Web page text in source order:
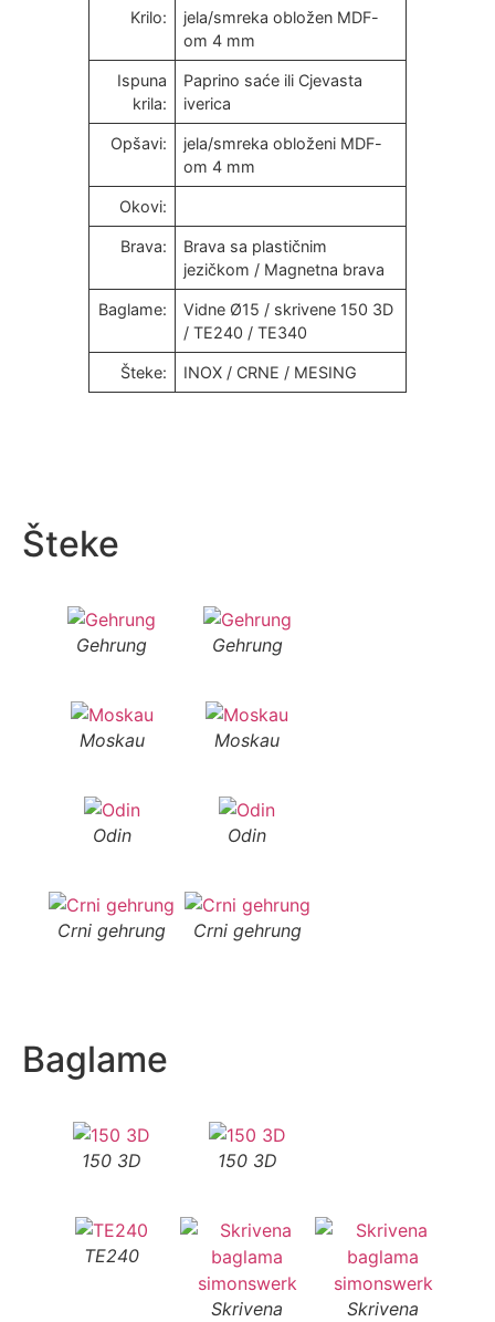
Krilo:
jela/smreka obložen MDF-
om 4 mm
Ispuna
krila:
Paprino saće ili Cjevasta
iverica
Opšavi:
jela/smreka obloženi MDF-
om 4 mm
Okovi:
Brava:
Brava sa plastičnim
jezičkom / Magnetna brava
Baglame:
Vidne Ø15 / skrivene 150 3D
/ TE240 / TE340
Šteke: INOX / CRNE / MESING
Šteke
Gehrung Gehrung
Moskau Moskau
Odin Odin
Crni gehrung Crni gehrung
Baglame
150 3D 150 3D
TE240
Skrivena Skrivena